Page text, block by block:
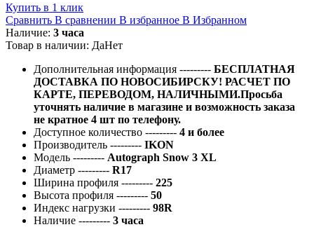
Купить в 1 клик
Сравнить В сравнении В избранное В Избранном
Наличие: 3 часа
Товар в наличии: ДаНет
Дополнительная информация --------- БЕСПЛАТНАЯ
ДОСТАВКА ПО НОВОСИБИРСКУ! РАСЧЕТ ПО
КАРТЕ, ПЕРЕВОДОМ, НАЛИЧНЫМИ.Просьба
уточнять наличие в магазине и возможность заказа
не кратное 4 шт по телефону.
Доступное количество --------- 4 и более
Производитель --------- IKON
Модель --------- Autograph Snow 3 XL
Диаметр --------- R17
Ширина профиля --------- 225
Высота профиля --------- 50
Индекс нагрузки --------- 98R
Наличие --------- 3 часа